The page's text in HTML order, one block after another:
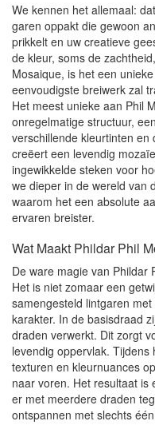
We kennen het allemaal:
garen oppakt die gewoon
prikkelt en uw creatieve
de kleur, soms de
Mosaique, is het een
eenvoudigste breiwerk zal
Het meest unieke aan Phil
onregelmatige structuur,
verschillende kleurtinten
creëert een levendig
ingewikkelde steken voor
we dieper in de wereld van
waarom het een absolute
ervaren breister.
Wat Maakt Phildar Phil
De ware magie van Phildar
Het is niet zomaar een
samengesteld lintgaren
karakter. In de basisdraad
draden verwerkt. Dit zorgt
levendig oppervlak.
texturen en kleurnuances
naar voren. Het resultaat is
er met meerdere draden
ontspannen met slechts